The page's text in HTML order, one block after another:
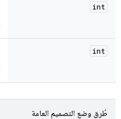
int
int
طُرق وضع التصميم العامة